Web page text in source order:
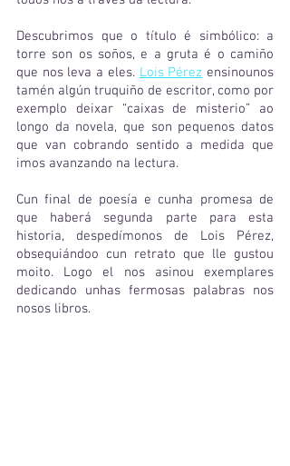
Descubrimos que o título é simbólico: a
torre son os soños, e a gruta é o camiño
que nos leva a eles. Lois Pérez ensinounos
tamén algún truquiño de escritor, como por
exemplo deixar “caixas de misterio” ao
longo da novela, que son pequenos datos
que van cobrando sentido a medida que
imos avanzando na lectura.
Cun final de poesía e cunha promesa de
que haberá segunda parte para esta
historia, despedímonos de Lois Pérez,
obsequiándoo cun retrato que lle gustou
moito. Logo el nos asinou exemplares
dedicando unhas fermosas palabras nos
nosos libros.